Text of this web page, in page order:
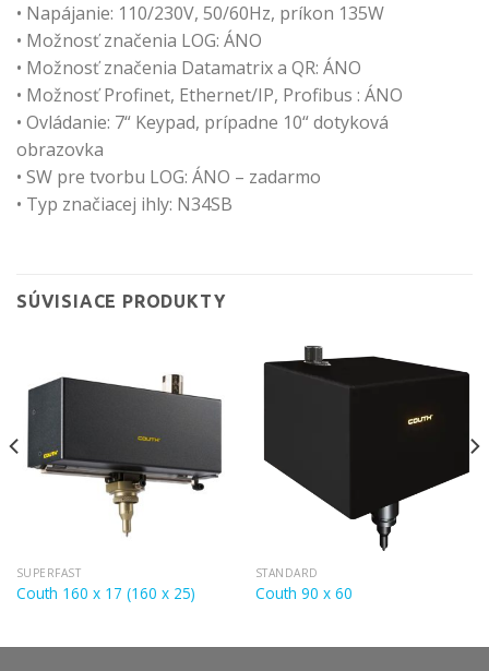
• Napájanie: 110/230V, 50/60Hz, príkon 135W
• Možnosť značenia LOG: ÁNO
• Možnosť značenia Datamatrix a QR: ÁNO
• Možnosť Profinet, Ethernet/IP, Profibus : ÁNO
• Ovládanie: 7“ Keypad, prípadne 10“ dotyková
obrazovka
• SW pre tvorbu LOG: ÁNO – zadarmo
• Typ značiacej ihly: N34SB
SÚVISIACE PRODUKTY
SUPERFAST
Couth 160 x 17 (160 x 25)
STANDARD
Couth 90 x 60